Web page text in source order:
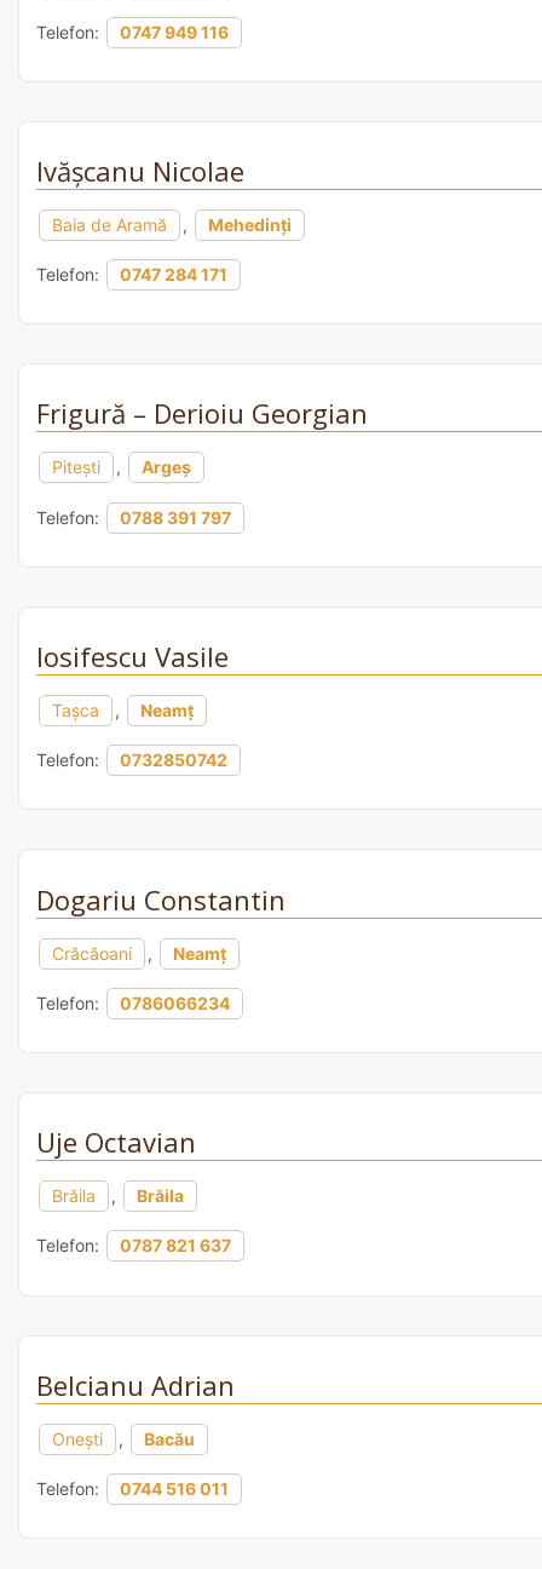
Telefon: 0747 949 116
Ivășcanu Nicolae
Baia de Aramă , Mehedinți
Telefon: 0747 284 171
Frigură – Derioiu Georgian
Pitești , Argeș
Telefon: 0788 391 797
Iosifescu Vasile
Taşca , Neamț
Telefon: 0732850742
Dogariu Constantin
Crăcăoani , Neamț
Telefon: 0786066234
Uje Octavian
Brăila , Brăila
Telefon: 0787 821 637
Belcianu Adrian
Onești , Bacău
Telefon: 0744 516 011